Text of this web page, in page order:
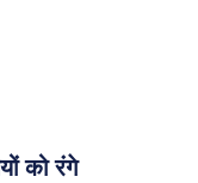
को रंगे